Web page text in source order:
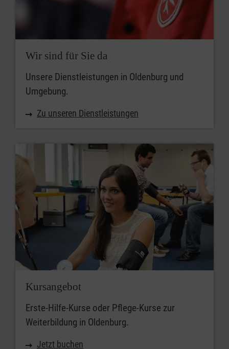
Wir sind für Sie da
Unsere Dienstleistungen in Oldenburg und
Umgebung.
Zu unseren Dienstleistungen
Kursangebot
Erste-Hilfe-Kurse oder Pflege-Kurse zur
Weiterbildung in Oldenburg.
Jetzt buchen